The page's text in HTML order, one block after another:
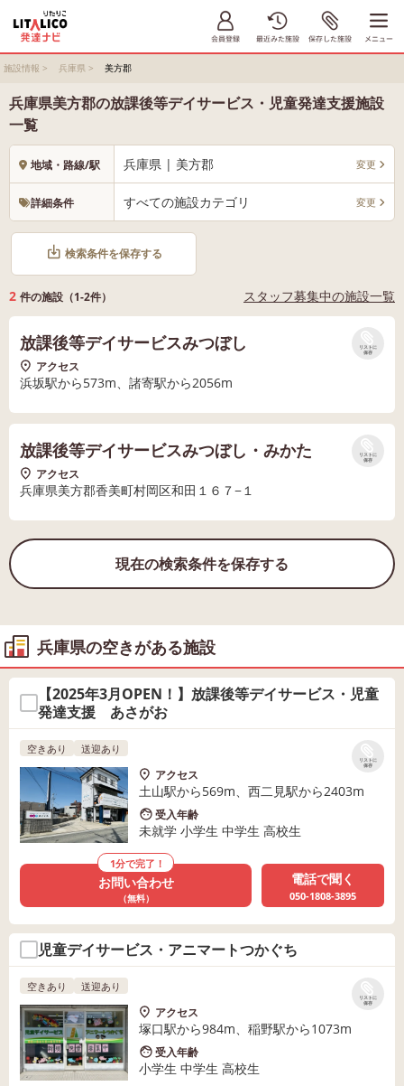
施設情報 > 兵庫県 > 美方郡
兵庫県美方郡の放課後等デイサービス・児童発達支援施設
一覧
地域・路線/駅 兵庫県 | 美方郡 変更
詳細条件 すべての施設カテゴリ 変更
検索条件を保存する
2 件の施設（1-2件） スタッフ募集中の施設一覧
リストに
保存
放課後等デイサービスみつぼし
アクセス
浜坂駅から573m、諸寄駅から2056m
リストに
保存
放課後等デイサービスみつぼし・みかた
アクセス
兵庫県美方郡香美町村岡区和田１６７−１
現在の検索条件を保存する
兵庫県の空きがある施設
【2025年3月OPEN！】放課後等デイサービス・児童
発達支援 あさがお
リストに
保存
空きあり 送迎あり
アクセス
土山駅から569m、西二見駅から2403m
受入年齢
未就学 小学生 中学生 高校生
1分で完了！
お問い合わせ
（無料）
電話で聞く
050-1808-3895
児童デイサービス・アニマートつかぐち
リストに
保存
空きあり 送迎あり
アクセス
塚口駅から984m、稲野駅から1073m
受入年齢
小学生 中学生 高校生